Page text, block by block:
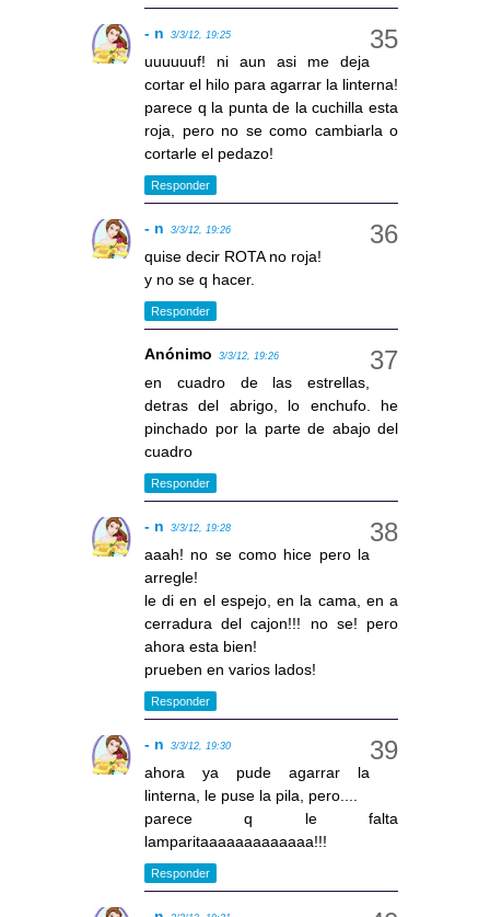
- n 3/3/12, 19:25
uuuuuuf! ni aun asi me deja
cortar el hilo para agarrar la linterna!
parece q la punta de la cuchilla esta
roja, pero no se como cambiarla o
cortarle el pedazo!
Responder
- n 3/3/12, 19:26
quise decir ROTA no roja!
y no se q hacer.
Responder
Anónimo 3/3/12, 19:26
en cuadro de las estrellas,
detras del abrigo, lo enchufo. he
pinchado por la parte de abajo del
cuadro
Responder
- n 3/3/12, 19:28
aaah! no se como hice pero la
arregle!
le di en el espejo, en la cama, en a
cerradura del cajon!!! no se! pero
ahora esta bien!
prueben en varios lados!
Responder
- n 3/3/12, 19:30
ahora ya pude agarrar la
linterna, le puse la pila, pero....
parece q le falta
lamparitaaaaaaaaaaaaa!!!
Responder